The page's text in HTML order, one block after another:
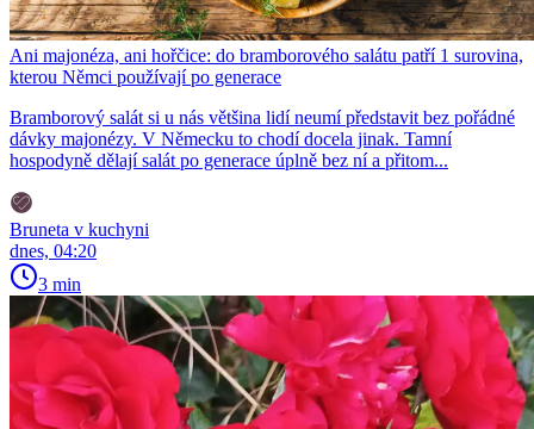
Ani majonéza, ani hořčice: do bramborového salátu patří 1 surovina,
kterou Němci používají po generace
Bramborový salát si u nás většina lidí neumí představit bez pořádné
dávky majonézy. V Německu to chodí docela jinak. Tamní
hospodyně dělají salát po generace úplně bez ní a přitom...
Bruneta v kuchyni
dnes, 04:20
3 min